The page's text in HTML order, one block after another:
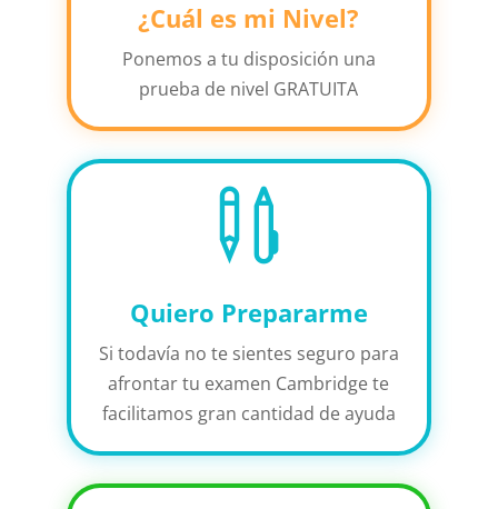
¿Cuál es mi Nivel?
Ponemos a tu disposición una
prueba de nivel GRATUITA

Quiero Prepararme
Si todavía no te sientes seguro para
afrontar tu examen Cambridge te
facilitamos gran cantidad de ayuda